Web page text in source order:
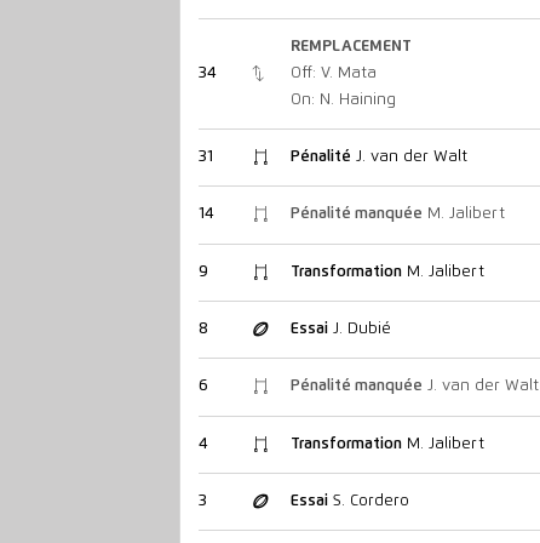
34
REMPLACEMENT
Off: V. Mata
On: N. Haining
31 Pénalité J. van der Walt
14 Pénalité manquée M. Jalibert
9 TransformationM. Jalibert
8 EssaiJ. Dubié
6 Pénalité manquée J. van der Walt
4 TransformationM. Jalibert
3 EssaiS. Cordero